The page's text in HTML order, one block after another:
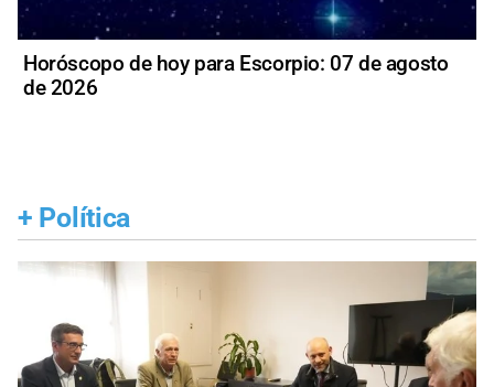
Horóscopo de hoy para Escorpio: 07 de agosto
de 2026
+ Política